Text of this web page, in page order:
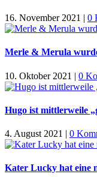
16. November 2021 | 0
Merle & Merula
10. Oktober 2021 | 0
Hugo ist mittlerweile
4. August 2021 | 0
Kater Lucky hat eine